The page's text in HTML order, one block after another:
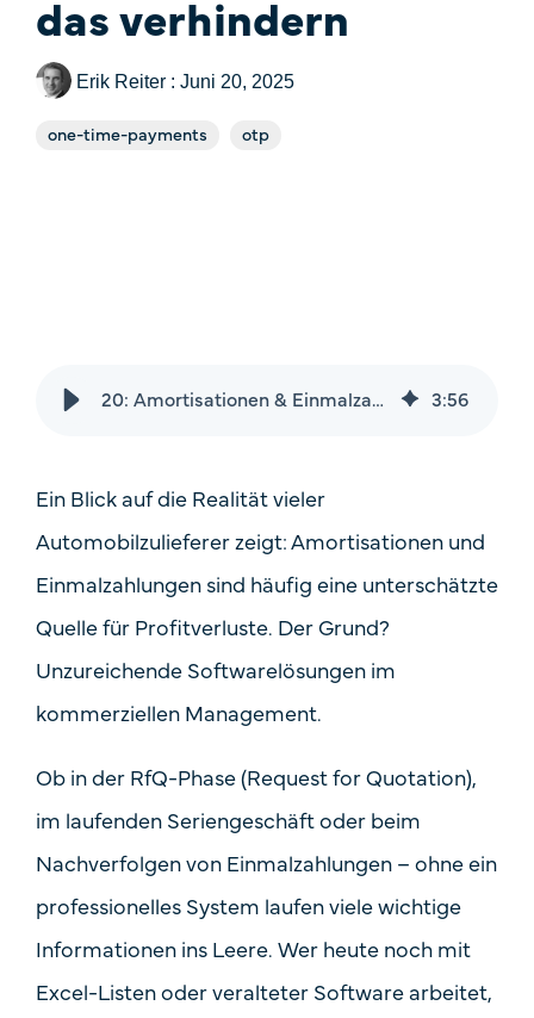
Fallstudien
das verhindern
Erik Reiter : Juni 20, 2025
one-time-payments otp
20: Amortisationen & Einmalzahlungen: Wie veraltete Software bares Geld kostet – und wie Sie das verhindern 3:56
Ein Blick auf die Realität vieler
Automobilzulieferer zeigt: Amortisationen und
Einmalzahlungen sind häufig eine unterschätzte
Quelle für Profitverluste. Der Grund?
Unzureichende Softwarelösungen im
kommerziellen Management.
Ob in der RfQ-Phase (Request for Quotation),
im laufenden Seriengeschäft oder beim
Nachverfolgen von Einmalzahlungen – ohne ein
professionelles System laufen viele wichtige
Informationen ins Leere. Wer heute noch mit
Excel-Listen oder veralteter Software arbeitet,